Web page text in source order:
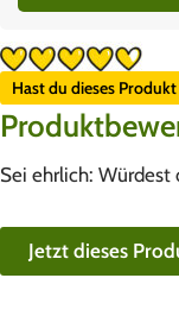
Hast du dieses
Sei ehrlich:
Jetzt dieses